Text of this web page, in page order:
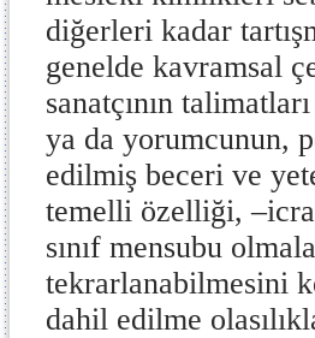
diğerleri kadar
genelde kavramsal
sanatçının
ya da yorumcunun,
edilmiş beceri ve
temelli özelliği,
sınıf mensubu
tekrarlanabilmesini
dahil edilme